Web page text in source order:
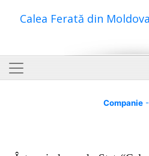
Calea Ferată din Moldova
Companie-